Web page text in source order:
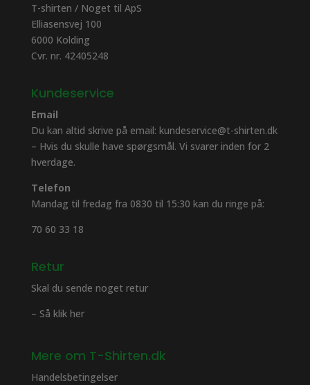
T-shirten / Noget til ApS
Elliasensvej 100
6000 Kolding
Cvr. nr. 42405248
Kundeservice
Email
Du kan altid skrive på email: kundeservice@t-shirten.dk
– Hvis du skulle have spørgsmål. Vi svarer inden for 2
hverdage.
Telefon
Mandag til fredag fra 0830 til 15:30 kan du ringe på:
70 60 33 18
Retur
Skal du sende noget retur
– Så klik her
Mere om T-Shirten.dk
Handelsbetingelser